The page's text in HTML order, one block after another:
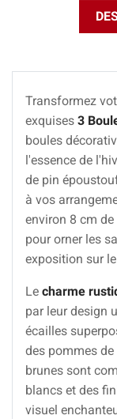
Transformez
exquises 3
boules
l'essence de
de pin
à vos
environ 8 cm
pour orner les
exposition sur
Le charme
par leur design
écailles
des pommes
brunes sont
blancs et des
visuel